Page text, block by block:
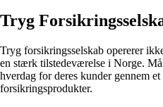
Tryg
Tryg forsikringsselskab opererer
en stærk tilstedeværelse i Norge.
hverdag for deres kunder gennem
forsikringsprodukter.